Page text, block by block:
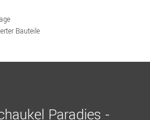
Bauteile
Paradies -